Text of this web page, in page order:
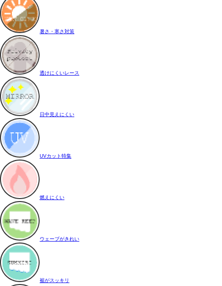
暑さ・寒さ対策
透けにくいレース
日中見えにくい
UVカット特集
燃えにくい
ウェーブがきれい
裾がスッキリ